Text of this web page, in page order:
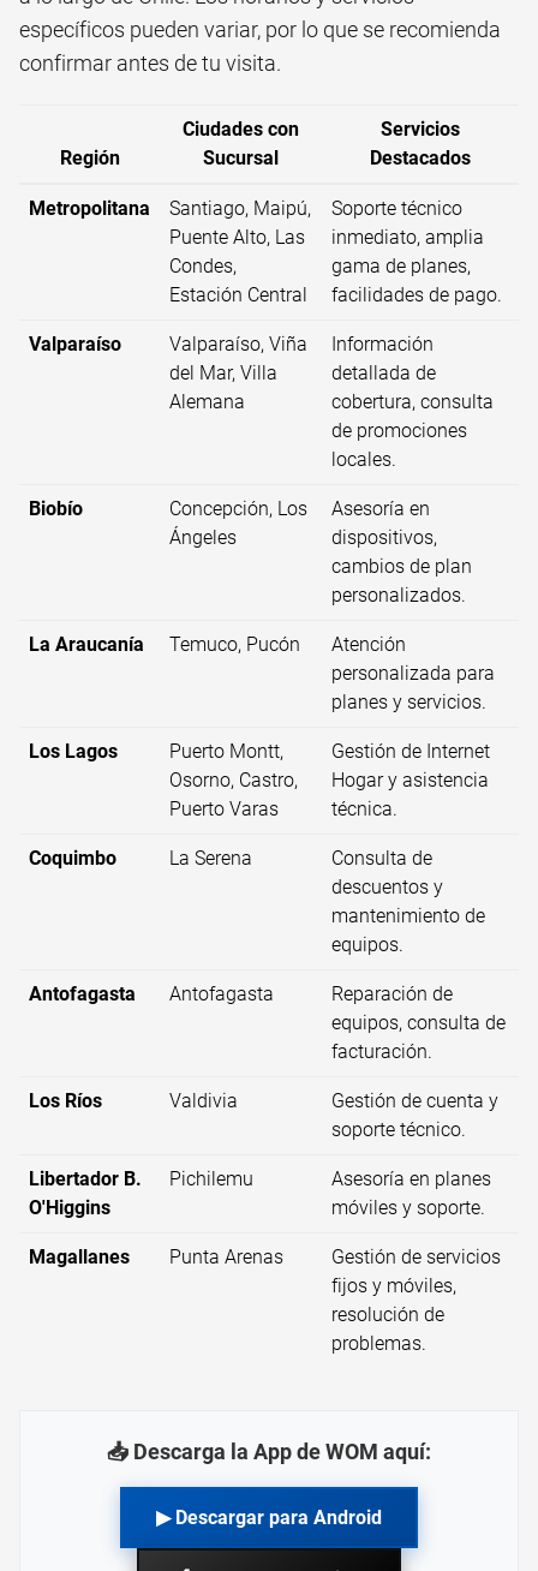
específicos pueden variar, por lo que se recomienda
confirmar antes de tu visita.
Región
Ciudades con
Sucursal
Servicios
Destacados
Metropolitana
Santiago, Maipú,
Puente Alto, Las
Condes,
Estación Central
Soporte técnico
inmediato, amplia
gama de planes,
facilidades de pago.
Valparaíso
Valparaíso, Viña
del Mar, Villa
Alemana
Información
detallada de
cobertura, consulta
de promociones
locales.
Biobío
Concepción, Los
Ángeles
Asesoría en
dispositivos,
cambios de plan
personalizados.
La Araucanía Temuco, Pucón
Atención
personalizada para
planes y servicios.
Los Lagos
Puerto Montt,
Osorno, Castro,
Puerto Varas
Gestión de Internet
Hogar y asistencia
técnica.
Coquimbo La Serena
Consulta de
descuentos y
mantenimiento de
equipos.
Antofagasta Antofagasta
Reparación de
equipos, consulta de
facturación.
Los Ríos Valdivia
Gestión de cuenta y
soporte técnico.
Libertador B.
O'Higgins
Pichilemu
Asesoría en planes
móviles y soporte.
Magallanes Punta Arenas
Gestión de servicios
fijos y móviles,
resolución de
problemas.
📥 Descarga la App de WOM aquí:
▶ Descargar para Android